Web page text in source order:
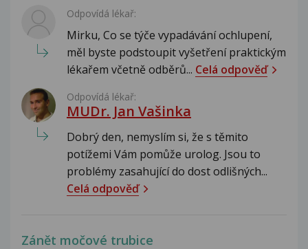
Odpovídá lékař:
Mirku, Co se týče vypadávání ochlupení,
měl byste podstoupit vyšetření praktickým
lékařem včetně odběrů... Celá odpověď
Odpovídá lékař:
MUDr. Jan Vašinka
Dobrý den, nemyslím si, že s těmito
potížemi Vám pomůže urolog. Jsou to
problémy zasahující do dost odlišných...
Celá odpověď
Zánět močové trubice